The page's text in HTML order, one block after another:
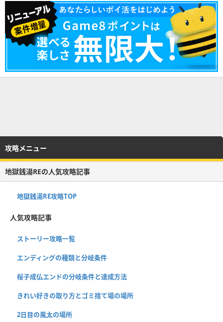
攻略メニュー
地獄銭湯REの人気攻略記事
地獄銭湯RE攻略TOP
人気攻略記事
ストーリー攻略一覧
エンディングの種類と分岐条件
桜子成仏エンドの分岐条件と達成方法
きれい好きの取り方とゴミ捨て場の場所
2日目の風太の場所